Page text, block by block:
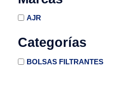
AJR
Categorías
BOLSAS FILTRANTES